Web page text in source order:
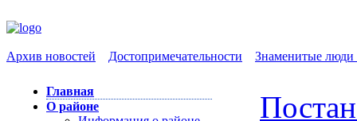
Архив новостей Достопримечательности Знаменитые люди
Главная
О районе